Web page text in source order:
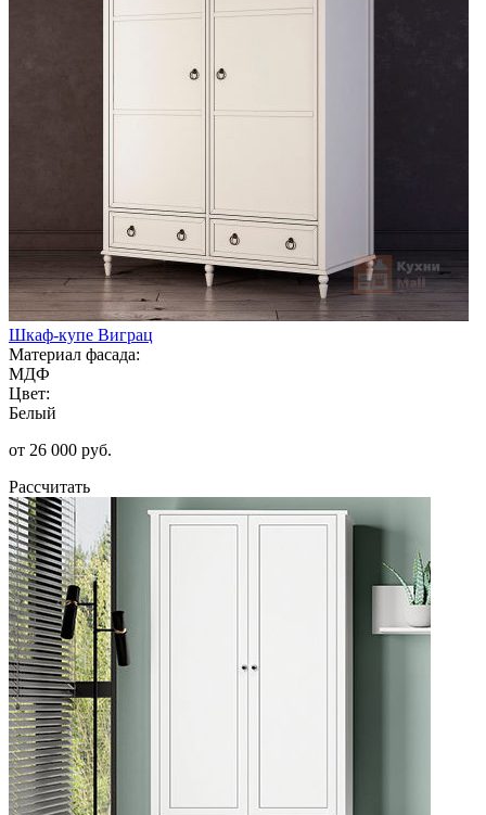
Шкаф-купе Виграц
Материал фасада:
МДФ
Цвет:
Белый
от 26 000 руб.
Рассчитать